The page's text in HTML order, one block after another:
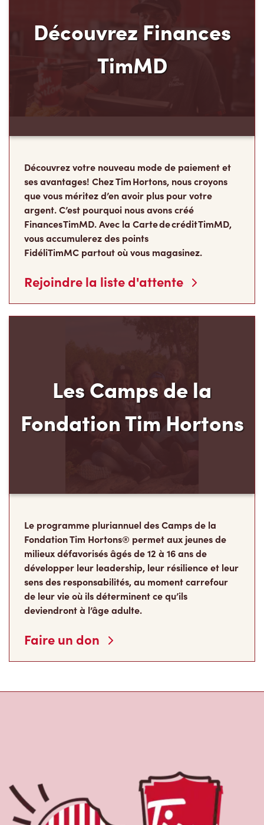
Découvrez Finances
TimMD
Découvrez votre nouveau mode de paiement et
ses avantages! Chez Tim Hortons, nous croyons
que vous méritez d’en avoir plus pour votre
argent. C’est pourquoi nous avons créé
Finances TimMD. Avec la Carte de crédit TimMD,
vous accumulerez des points
FidéliTimMC partout où vous magasinez.
Rejoindre la liste d'attente
Les Camps de la
Fondation Tim Hortons
Le programme pluriannuel des Camps de la
Fondation Tim Hortons® permet aux jeunes de
milieux défavorisés âgés de 12 à 16 ans de
développer leur leadership, leur résilience et leur
sens des responsabilités, au moment carrefour
de leur vie où ils déterminent ce qu’ils
deviendront à l’âge adulte.
Faire un don